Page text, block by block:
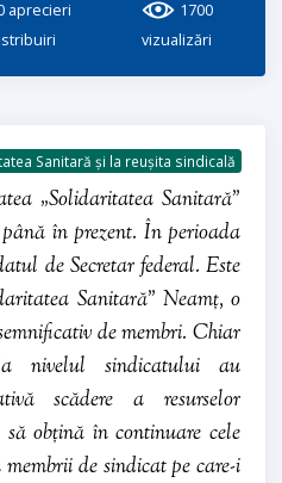
aprecieri
1700
vizualizări
Sanitară și la reușita sindicală
„Solidaritatea Sanitară”
în prezent. În perioada
de Secretar federal. Este
Sanitară” Neamț, o
de membri. Chiar
nivelul sindicatului au
scădere a resurselor
să obțină în continuare cele
de sindicat pe care-i